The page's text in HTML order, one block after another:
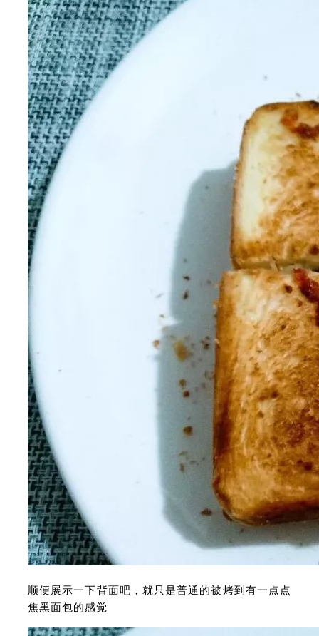
顺便展示一下背面吧，就只是普通的被烤到有一点点
焦黑面包的感觉